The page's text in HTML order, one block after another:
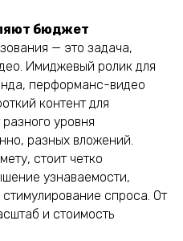
бюджет
— это задача,
Имиджевый ролик для
перформанс-видео
контент для
уровня
разных вложений.
стоит четко
узнаваемости,
спроса. От
и стоимость